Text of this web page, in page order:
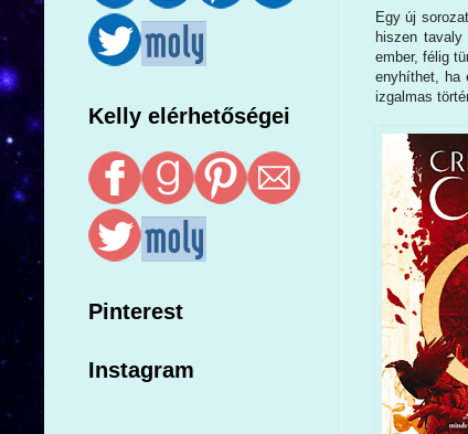
Egy új
hiszen
ember, félig
enyhíthet, ha
izgalmas
Kelly elérhetőségei
Pinterest
Instagram